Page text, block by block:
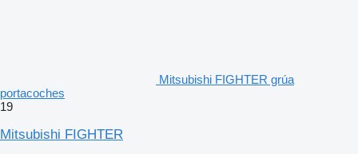
Mitsubishi FIGHTER grúa
portacoches
19
Mitsubishi FIGHTER